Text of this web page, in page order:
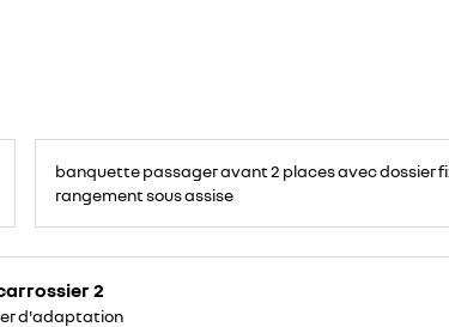
banquette passager avant 2 places avec dossier
rangement sous assise
2
d'adaptation